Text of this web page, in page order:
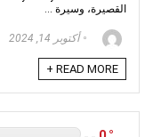
القصيرة، وسيرة ...
أكتوبر 14, 2024
READ MORE +